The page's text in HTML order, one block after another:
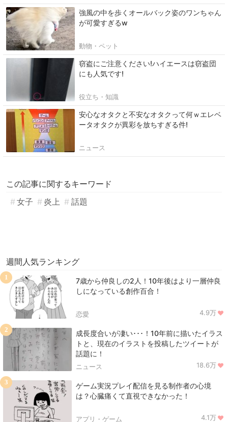
強風の中を歩くオールバック姿のワンちゃん
が可愛すぎるw
動物・ペット
窃盗にご注意ください!ハイエースは窃盗団
にも人気です!
役立ち・知識
安心なオタクと不安なオタクって何ｗエレベ
ータオタクが異彩を放ちすぎる件!
ニュース
この記事に関するキーワード
女子
炎上 話題
週間人気ランキング
7歳から仲良しの2人！10年後はより一層仲良
しになっている創作百合！
恋愛 4.9万
1
成長度合いが凄い･･･！10年前に描いたイラス
トと、現在のイラストを投稿したツイートが
話題に！
ニュース 18.6万
2
ゲーム実況プレイ配信を見る制作者の心境
は？心臓痛くて直視できなかった！
アプリ・ゲーム 4.1万
3